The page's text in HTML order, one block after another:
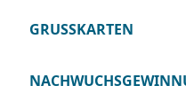
GRUSSKARTEN